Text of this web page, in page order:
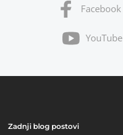
Facebook
YouTube
Zadnji blog postovi